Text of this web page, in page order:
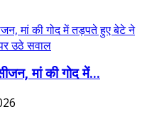
मां की गोद में...